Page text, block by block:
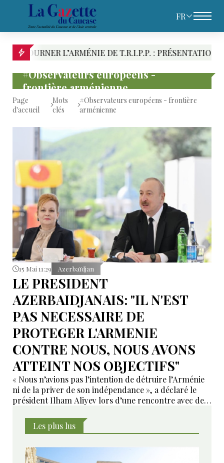
FR
L’ARMÉNIE DE T.R.I.P.P. : PRÉSENTATION DES
#Observateurs européens -
frontière arménienne
Page
d'accueil
Mots
clés
#Observateurs européens - frontière
arménienne
15 Mai 11:29 Azerbaïdjan
LE PRESIDENT
AZERBAIDJANAIS: "IL N'EST
PAS NECESSAIRE DE
PROTEGER L'ARMENIE
CONTRE NOUS, NOUS AVONS
ATTEINT NOS OBJECTIFS"
« Nous n’avions pas l’intention de détruire l’Arménie
ni de la priver de son indépendance », a déclaré le
président Ilham Aliyev lors d’une rencontre avec des
Les plus lus